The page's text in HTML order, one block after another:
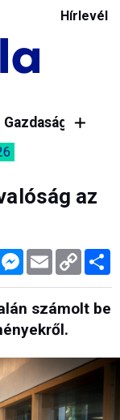
Hírlevél
Gazdaság
az
Messenger
Email Copy
Link
számolt be